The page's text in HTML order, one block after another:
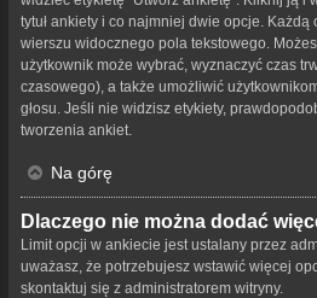
tytuł ankiety i co najmniej dwie opcje.
wierszu widocznego pola tekstowego.
użytkownik może wybrać, wyznaczyć czas
czasowego), a także umożliwić
głosu. Jeśli nie widzisz etykiety,
tworzenia ankiet.
Na górę
Dlaczego nie można dodać
Limit opcji w ankiecie jest ustalany przez
uważasz, że potrzebujesz wstawić więcej
skontaktuj się z administratorem witryny.